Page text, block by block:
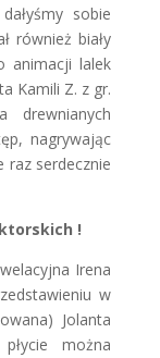
sobie
również biały
animacji lalek
Kamili Z. z gr.
drewnianych
nagrywając
raz serdecznie
!
Irena
w
Jolanta
można